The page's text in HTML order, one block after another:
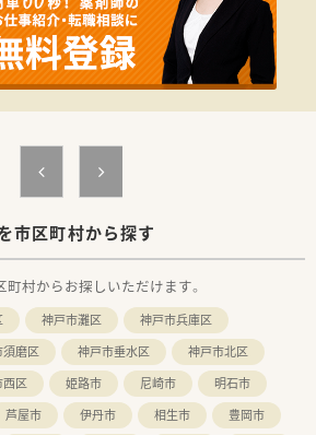
施設と連携し、居宅や特別養護老人ホームなど
問調剤を経験できる在宅業務にも注力してい
】
員で、これまでのご経験やスキルを考慮した上
加えて他1日が休みとなるシフト制を採用し、
と地域でもトップクラスの休日数を誇ります。
】
働くことができるシフト制の勤務体系です。
暇を取得して海外旅行を楽しむ社員もいるな
る勤務を推奨しており有給休暇が取りやすい環
休の取得実績があり、男性社員の育休取得や
勤務制度を利用する社員も多く在籍していま
市区町村から探す
村からお探しいただけます。
神戸市灘区
神戸市兵庫区
磨区 神戸市垂水区
神戸市北区
西区 姫路市 尼崎市
明石市
芦屋市 伊丹市 相生市
豊岡市